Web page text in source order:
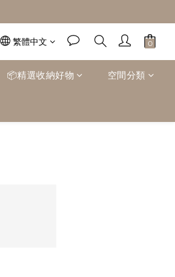
繁體中文
📦精選收納好物 空間分類